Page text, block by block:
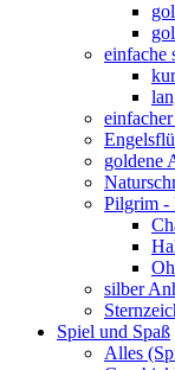
einfache
goldene
Pilgrim -
silber
Spiel und Spaß
Alles